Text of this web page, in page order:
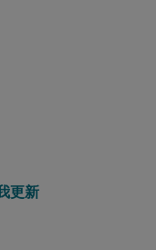
更新